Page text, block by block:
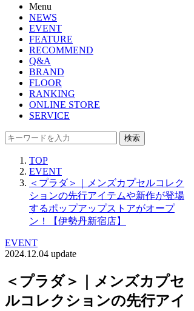
Menu
NEWS
EVENT
FEATURE
RECOMMEND
Q&A
BRAND
FLOOR
RANKING
ONLINE STORE
SERVICE
検索
TOP
EVENT
＜プラダ＞｜メンズカプセルコレク
ションの先行アイテムや新作が登場
するポップアップストアがオープ
ン！【伊勢丹新宿店】
EVENT
2024.12.04 update
＜プラダ＞｜メンズカプセ
ルコレクションの先行アイ